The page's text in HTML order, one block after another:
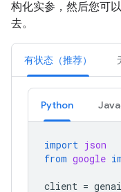
构化实参，然后您可
去。
有状态（推荐）
Python
import json
from google
client = genai